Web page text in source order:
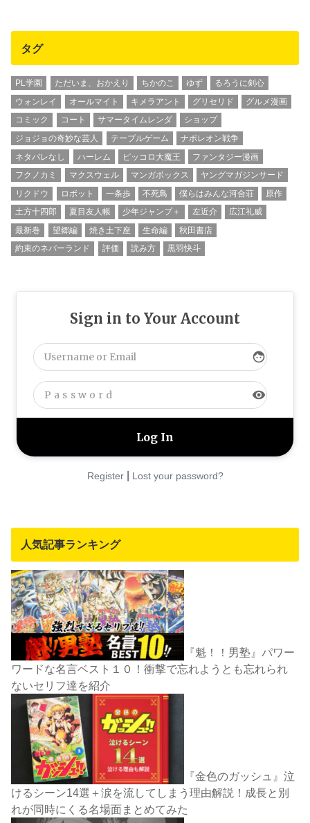
タグ
PL学園 ただいま、おかえり ちかのこ ゆず
るろうに剣心
ウォンレイ
オールマイト キメラアント グリセリド
グルメ漫画
コミック
コート サマータイムレンダ
ショップ
ジョジョの奇妙な芸人
テーブルゲーム
ナポレオン戦争
ネタバレなし
ハーレム ピッコロ大魔王
ファンタジー漫画
フクノカミ
マクスウェル マンガボックス
ヤングマガジンサード
リクドウ
ロボット 一条歩 不死鳥 僕らはみんな河合荘
原作
土方十四郎
夏目友人帳 少年ジャンプ＋ 左近介
広江礼威
最新巻
望郷編 焼き土下座 生命編
秋田書店
約束のネバーランド
評価 読み方 黒羽快斗
Sign in to Your Account
face
visibility
Register| Lost your password?
人気記事ランキング
『魁！！男塾』パワー
ワードな名言ベスト１０！衝撃で忘れようとも忘れられ
ないセリフ達を紹介
『金色のガッシュ』泣
けるシーン14選＋涙を流してしまう理由解説！成長と別
れが同時にくる名場面まとめてみた